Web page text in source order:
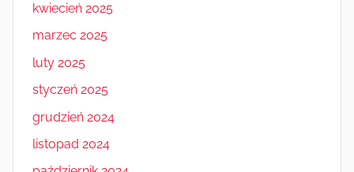
kwiecień 2025
marzec 2025
luty 2025
styczeń 2025
grudzień 2024
listopad 2024